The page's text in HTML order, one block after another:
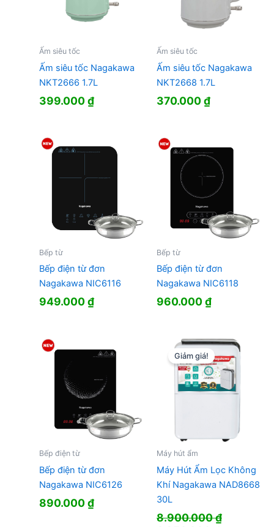
Ấm siêu tốc
Ấm siêu tốc Nagakawa
NKT2666 1.7L
399.000₫
Ấm siêu tốc
Ấm siêu tốc Nagakawa
NKT2668 1.7L
370.000₫
Bếp từ
Bếp điện từ đơn
Nagakawa NIC6116
949.000₫
Bếp từ
Bếp điện từ đơn
Nagakawa NIC6118
960.000₫
Bếp điện từ
Bếp điện từ đơn
Nagakawa NIC6126
890.000₫
Giảm giá!
Máy hút ẩm
Máy Hút Ẩm Lọc Không
Khí Nagakawa NAD8668
30L
8.900.000₫